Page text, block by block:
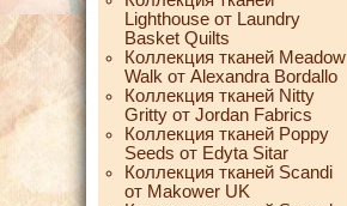
Lighthouse от Laundry
Basket Quilts
Коллекция тканей Meadow
Walk от Alexandra Bordallo
Коллекция тканей Nitty
Gritty от Jordan Fabrics
Коллекция тканей Poppy
Seeds от Edyta Sitar
Коллекция тканей Scandi
от Makower UK